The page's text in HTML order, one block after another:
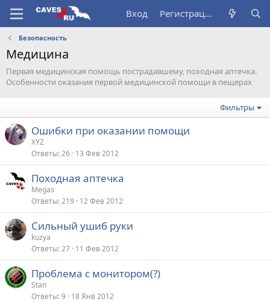
Вход Регистрация
Безопасность
Медицина
Первая медицинская помощь пострадавшему, походная аптечка.
Особенности оказания первой медицинской помощи в пещерах
Фильтры
Ошибки при оказании помощи
XYZ
Ответы 26 13 Фев 2012
Походная аптечка
Megas
Ответы 219 12 Фев 2012
Сильный ушиб руки
kuzya
Ответы 27 11 Фев 2012
Проблема с монитором(?)
Stan
Ответы 9 18 Янв 2012